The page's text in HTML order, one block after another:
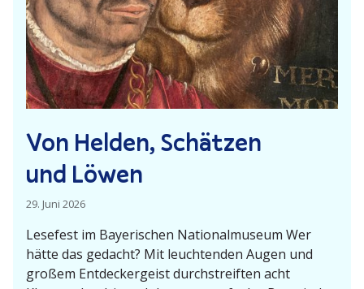
e
i
d
e
n
e
e
f
c
h
s
Von Helden, Schätzen
und Löwen
29. Juni 2026
Lesefest im Bayeri­schen Natio­nal­museum Wer
hätte das gedacht? Mit leuch­tenden Augen und
großem Entde­cker­geist durch­streiften acht